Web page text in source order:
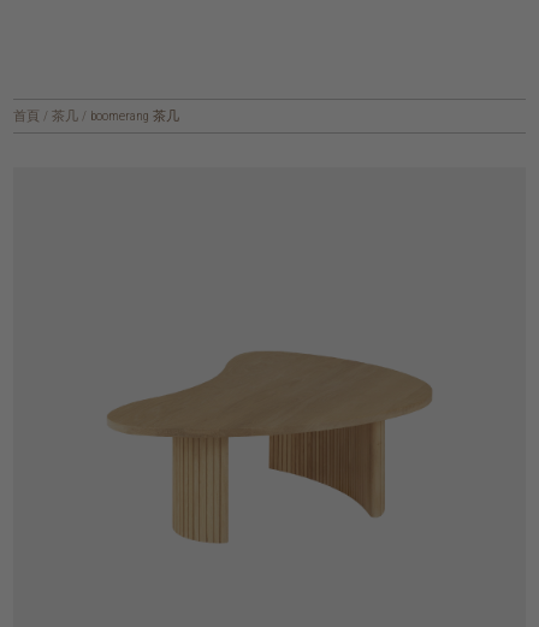
首頁 / 茶几 / boomerang 茶几